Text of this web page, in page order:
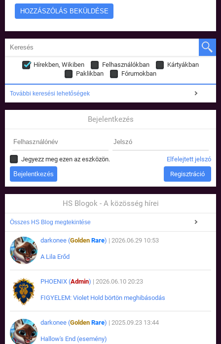
Hírekben, Wikiben Felhasználókban
Kártyákban
Paklikban
Fórumokban
További keresési lehetőségek
Bejelentkezés
Jegyezz meg ezen az eszközön. Elfelejtett jelszó
Regisztráció
HS Blogok - A közösség hírei
Összes HS Blog megtekintése
darkonee (Golden Rare) | 2026.06.29 10:53
A Lila Erőd
PHOENIX (Admin) | 2026.06.10 20:23
FIGYELEM: Violet Hold börtön meghibásodás
darkonee (Golden Rare) | 2025.09.23 13:44
Hallow's End (esemény)